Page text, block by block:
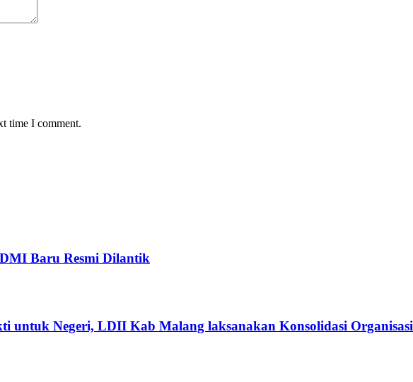
time I comment.
Baru Resmi Dilantik
untuk Negeri, LDII Kab Malang laksanakan Konsolidasi Organisasi